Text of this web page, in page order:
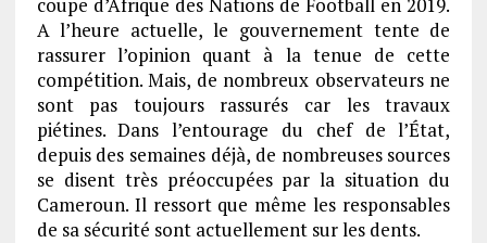
A l’heure actuelle, le gouvernement tente de
rassurer l’opinion quant à la tenue de cette
compétition. Mais, de nombreux observateurs ne
sont pas toujours rassurés car les travaux
piétines. Dans l’entourage du chef de l’État,
depuis des semaines déjà, de nombreuses sources
se disent très préoccupées par la situation du
Cameroun. Il ressort que même les responsables
de sa sécurité sont actuellement sur les dents.